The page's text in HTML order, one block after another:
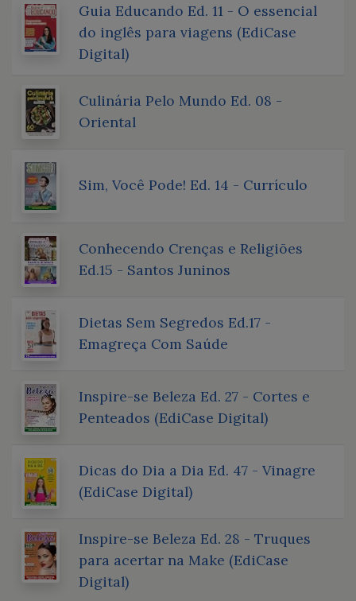
Guia Educando Ed. 11 - O essencial
do inglês para viagens (EdiCase
Digital)
Culinária Pelo Mundo Ed. 08 -
Oriental
Sim, Você Pode! Ed. 14 - Currículo
Conhecendo Crenças e Religiões
Ed.15 - Santos Juninos
Dietas Sem Segredos Ed.17 -
Emagreça Com Saúde
Inspire-se Beleza Ed. 27 - Cortes e
Penteados (EdiCase Digital)
Dicas do Dia a Dia Ed. 47 - Vinagre
(EdiCase Digital)
Inspire-se Beleza Ed. 28 - Truques
para acertar na Make (EdiCase
Digital)